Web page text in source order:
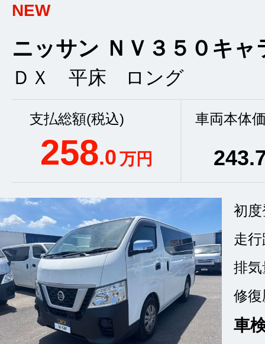
NEW
ニッサン ＮＶ３５０キャ
ＤＸ 平床 ロング
支払総額(税込)
258.0万円
車両本体
243
初
走
排気
修復
車